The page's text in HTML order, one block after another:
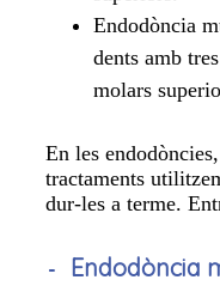
Endodòncia
dents amb
molars
En les
tractaments
dur-les a terme.
Endodòncia